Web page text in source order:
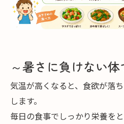
～暑さに負けない体
気温が高くなると、食欲が落
します。
毎日の食事でしっかり栄養を